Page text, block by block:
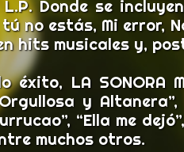
Donde se
no estás, Mi error,
hits musicales y,
éxito, LA
y
“Ella me
muchos otros.